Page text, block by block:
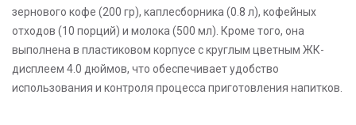
зернового кофе (200 гр), каплесборника (0.8 л), кофейных
отходов (10 порций) и молока (500 мл). Кроме того, она
выполнена в пластиковом корпусе с круглым цветным ЖК-
дисплеем 4.0 дюймов, что обеспечивает удобство
использования и контроля процесса приготовления напитков.